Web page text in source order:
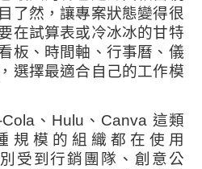
了然，讓專案狀態變得很
在試算表或冷冰冰的甘特
板、時間軸、行事曆、儀
選擇最適合自己的工作模
、Hulu、Canva 這類
規模的組織都在使用
受到行銷團隊、創意公